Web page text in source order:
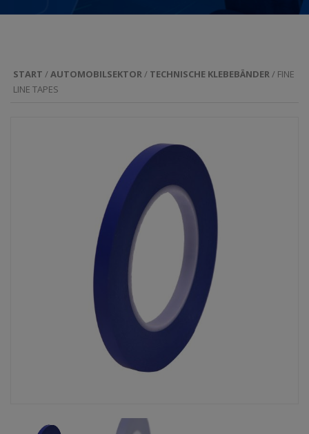
START /AUTOMOBILSEKTOR / TECHNISCHE KLEBEBÄNDER / FINE
LINE TAPES